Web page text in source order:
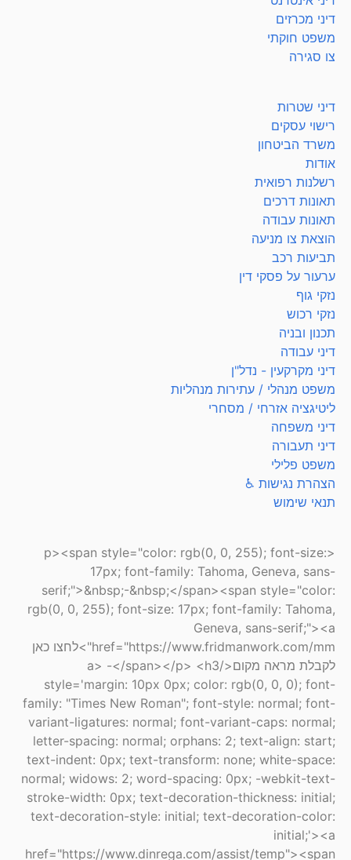
דיני מכרזים
משפט חוקתי
צו סגירה
דיני שטרות
רישוי עסקים
משרד הביטחון
אודות
רשלנות רפואית
תאונות דרכים
תאונות עבודה
הוצאת צו מניעה
תביעות רכב
ערעור על פסקי דין
נזקי גוף
נזקי רכוש
תכנון ובניה
דיני עבודה
דיני מקרקעין - נדל"ן
משפט מנהלי / עתירות מנהליות
ליטיגציה אזרחי / מסחרי
דיני משפחה
דיני תעבורה
משפט פלילי
הצהרת נגישות ♿
תנאי שימוש
<p><span style="color: rgb(0, 0, 255); font-size:
17px; font-family: Tahoma, Geneva, sans-
serif;">&nbsp;-&nbsp;</span><span style="color:
rgb(0, 0, 255); font-size: 17px; font-family: Tahoma,
Geneva, sans-serif;"><a
href="https://www.fridmanwork.com/mm">לחצו כאן
לקבלת מראה מקום</a> -</span></p> <h3
style='margin: 10px 0px; color: rgb(0, 0, 0); font-
family: "Times New Roman"; font-style: normal; font-
variant-ligatures: normal; font-variant-caps: normal;
letter-spacing: normal; orphans: 2; text-align: start;
text-indent: 0px; text-transform: none; white-space:
normal; widows: 2; word-spacing: 0px; -webkit-text-
stroke-width: 0px; text-decoration-thickness: initial;
text-decoration-style: initial; text-decoration-color:
initial;'><a
href="https://www.dinrega.com/assist/temp"><span